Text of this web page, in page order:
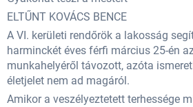
ELTŰNT KOVÁCS BENCE
A VI. kerületi rendőrök a lakosság
harminckét éves férfi március 25-én
munkahelyéről távozott, azóta
életjelet nem ad magáról.
Amikor a veszélyeztetett terhessége